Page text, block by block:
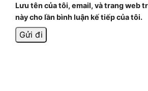
Lưu tên của tôi, email, và trang web
này cho lần bình luận kế tiếp của tôi.